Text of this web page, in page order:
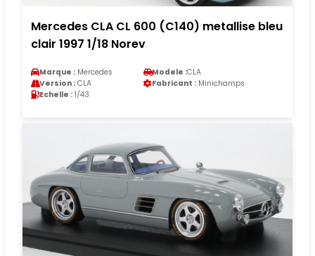
Mercedes CLA CL 600 (C140) metallise bleu
clair 1997 1/18 Norev
Marque : Mercedes Modele :CLA
Version : CLA Fabricant : Minichamps
Echelle : 1/43